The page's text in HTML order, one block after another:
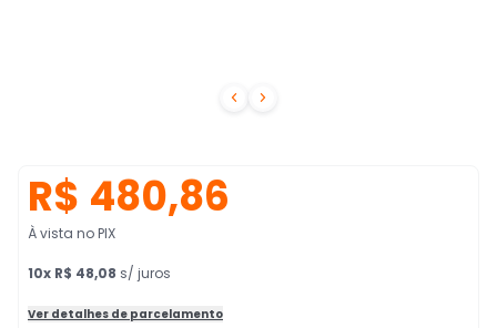
 
R$ 480,86
À vista no PIX
10x R$ 48,08 s/ juros
Ver detalhes de parcelamento